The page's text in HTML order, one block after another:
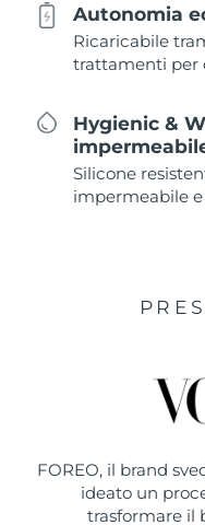
Autonomia
Ricaricabile
trattamenti per
Hygienic &
Silicone
impermeabile
FOREO, il brand
ideato un
trasformare il